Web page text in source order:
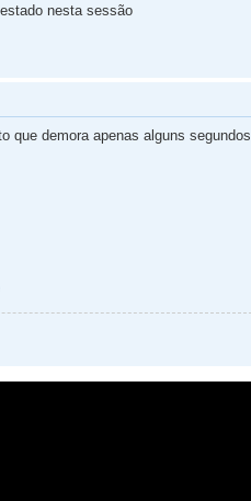
nesta sessão
que demora apenas alguns segundos.